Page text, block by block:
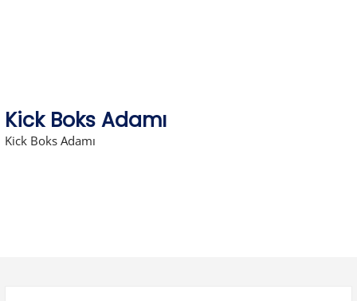
Kick Boks Adamı
Kick Boks Adamı